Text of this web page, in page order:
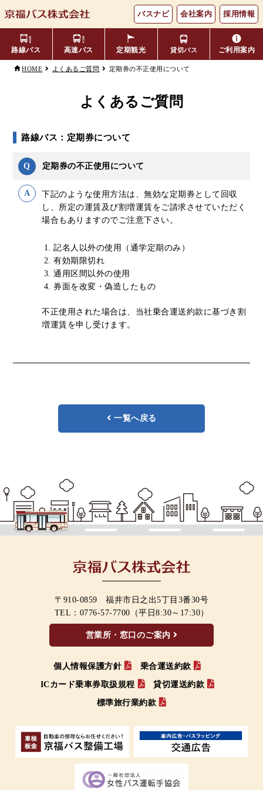
バスナビ 会社案内 採用情報
路線バス
時刻表・運賃表
主要バス停留所
のりば案内
エリア別路線図一覧
季節・特別運行バス
定期券 お得なきっぷ
コミュニティバス
検索方法
リアルタイムバス位置＆時刻表
路線検索
高速バス
福井⇔名古屋線 小松空港線
定期観光 貸切バス ご利用案内
バスの乗り方・降り方 お忘れ物について
キャッシュレス対応
HOME よくあるご質問 定期券の不正使用について
よくあるご質問
路線バス：定期券について
Q 定期券の不正使用について
下記のような使用方法は、無効な定期券として回収
し、所定の運賃及び割増運賃をご請求させていただく
場合もありますのでご注意下さい。
記名人以外の使用（通学定期のみ）
有効期限切れ
通用区間以外の使用
券面を改変・偽造したもの
不正使用された場合は、当社乗合運送約款に基づき割
増運賃を申し受けます。
一覧へ戻る
〒910-0859 福井市日之出5丁目3番30号
TEL： 0776-57-7700 （平日8:30～17:30）
営業所・窓口のご案内
個人情報保護方針 乗合運送約款
ICカード乗車券取扱規程 貸切運送約款
標準旅行業約款